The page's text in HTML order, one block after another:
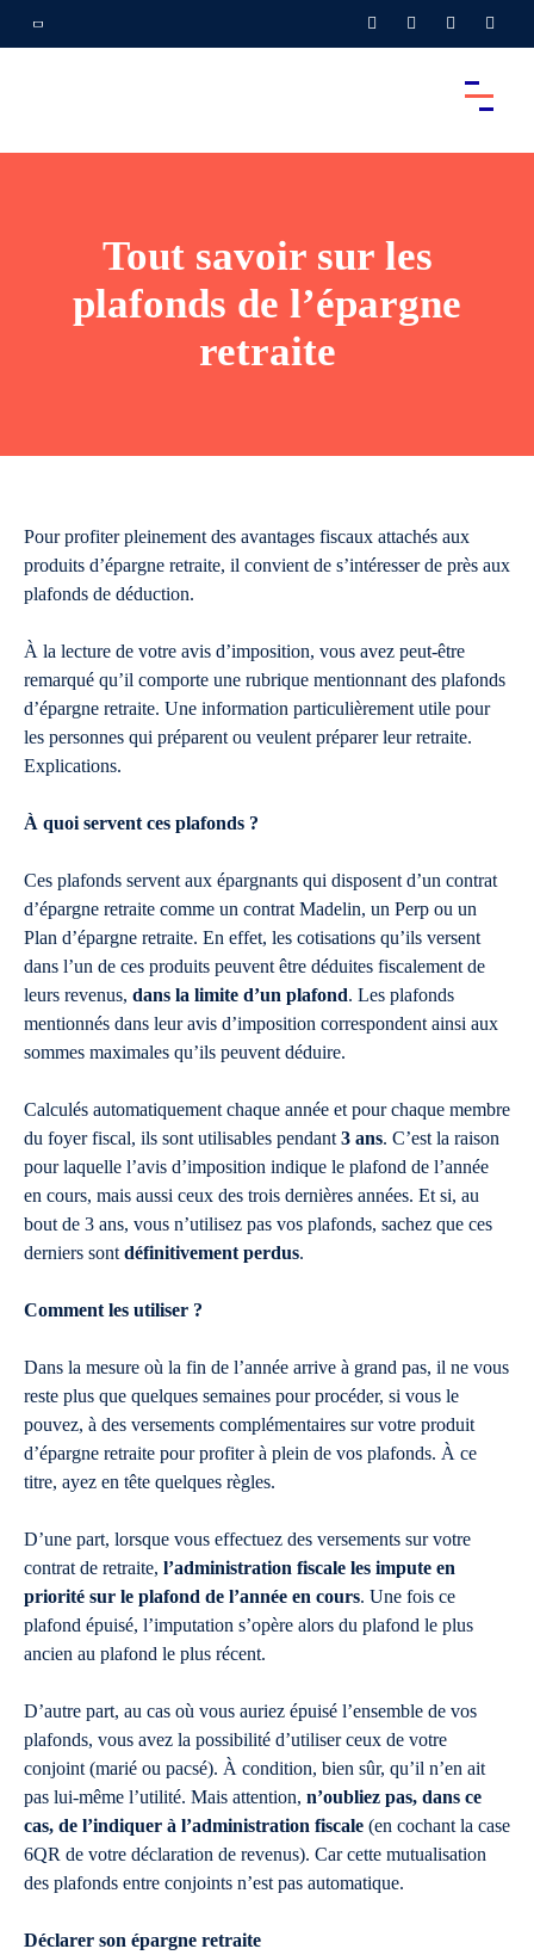
Tout savoir sur les
plafonds de l’épargne
retraite
Pour profiter pleinement des avantages fiscaux attachés aux
produits d’épargne retraite, il convient de s’intéresser de près aux
plafonds de déduction.
À la lecture de votre avis d’imposition, vous avez peut-être
remarqué qu’il comporte une rubrique mentionnant des plafonds
d’épargne retraite. Une information particulièrement utile pour
les personnes qui préparent ou veulent préparer leur retraite.
Explications.
À quoi servent ces plafonds ?
Ces plafonds servent aux épargnants qui disposent d’un contrat
d’épargne retraite comme un contrat Madelin, un Perp ou un
Plan d’épargne retraite. En effet, les cotisations qu’ils versent
dans l’un de ces produits peuvent être déduites fiscalement de
leurs revenus, dans la limite d’un plafond. Les plafonds
mentionnés dans leur avis d’imposition correspondent ainsi aux
sommes maximales qu’ils peuvent déduire.
Calculés automatiquement chaque année et pour chaque membre
du foyer fiscal, ils sont utilisables pendant 3 ans. C’est la raison
pour laquelle l’avis d’imposition indique le plafond de l’année
en cours, mais aussi ceux des trois dernières années. Et si, au
bout de 3 ans, vous n’utilisez pas vos plafonds, sachez que ces
derniers sont définitivement perdus.
Comment les utiliser ?
Dans la mesure où la fin de l’année arrive à grand pas, il ne vous
reste plus que quelques semaines pour procéder, si vous le
pouvez, à des versements complémentaires sur votre produit
d’épargne retraite pour profiter à plein de vos plafonds. À ce
titre, ayez en tête quelques règles.
D’une part, lorsque vous effectuez des versements sur votre
contrat de retraite, l’administration fiscale les impute en
priorité sur le plafond de l’année en cours. Une fois ce
plafond épuisé, l’imputation s’opère alors du plafond le plus
ancien au plafond le plus récent.
D’autre part, au cas où vous auriez épuisé l’ensemble de vos
plafonds, vous avez la possibilité d’utiliser ceux de votre
conjoint (marié ou pacsé). À condition, bien sûr, qu’il n’en ait
pas lui-même l’utilité. Mais attention, n’oubliez pas, dans ce
cas, de l’indiquer à l’administration fiscale (en cochant la case
6QR de votre déclaration de revenus). Car cette mutualisation
des plafonds entre conjoints n’est pas automatique.
Déclarer son épargne retraite